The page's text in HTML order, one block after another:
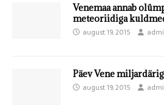
Venemaa annab
meteoriidiga
august 19, 2015
Päev Vene
august 19, 2015